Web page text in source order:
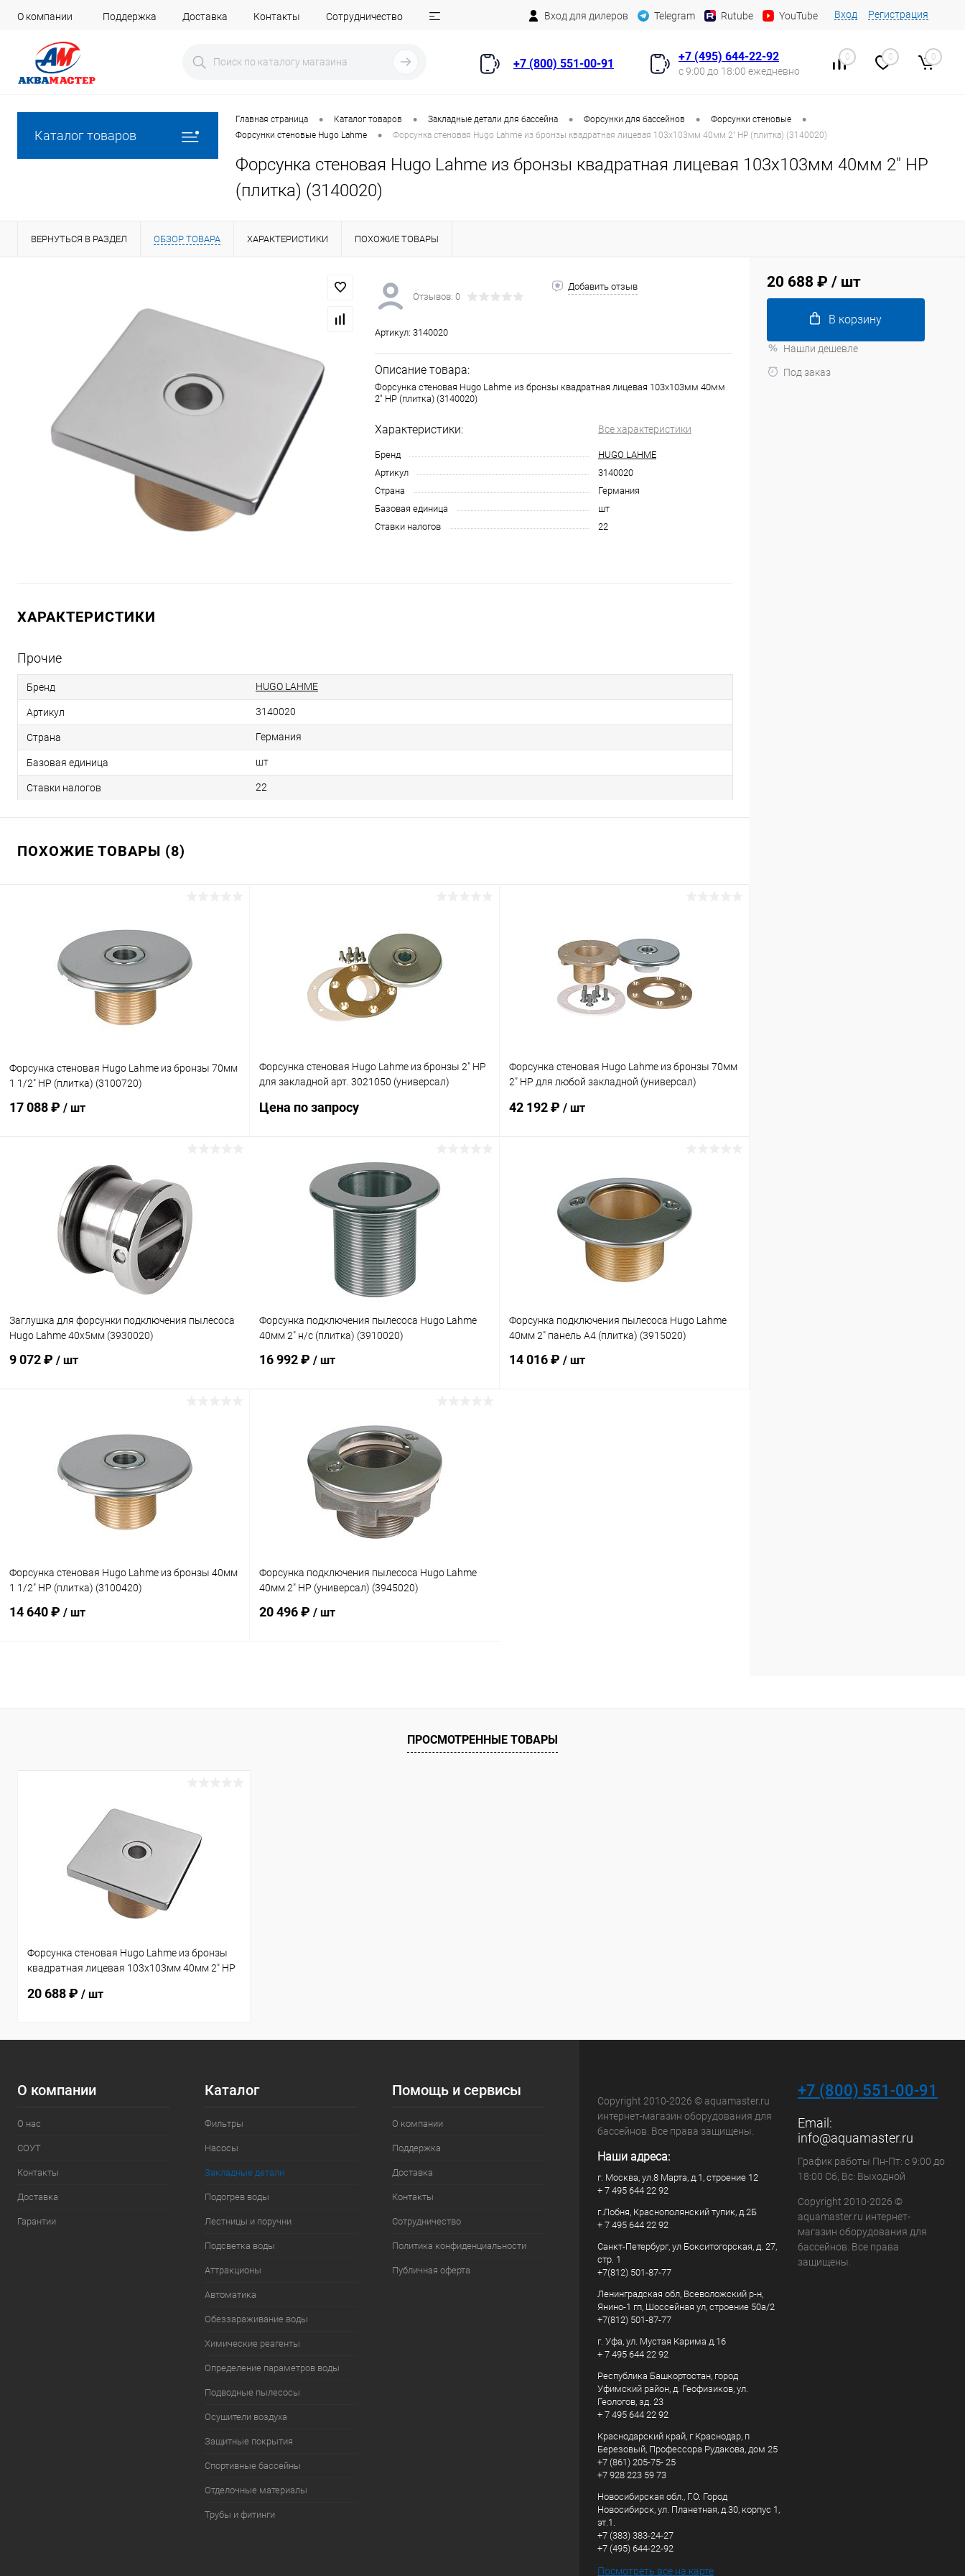
О компании Поддержка Доставка Контакты Сотрудничество Вход для дилеров Telegram Rutube YouTube Вход Регистрация
+7 (800) 551-00-91
+7 (495) 644-22-92
с 9:00 до 18:00 ежедневно
0 0 0
Каталог товаров
Главная страница • Каталог товаров • Закладные детали для бассейна • Форсунки для бассейнов • Форсунки стеновые •
Форсунки стеновые Hugo Lahme • Форсунка стеновая Hugo Lahme из бронзы квадратная лицевая 103х103мм 40мм 2" НР (плитка) (3140020)
Форсунка стеновая Hugo Lahme из бронзы квадратная лицевая 103х103мм 40мм 2" НР
(плитка) (3140020)
ВЕРНУТЬСЯ В РАЗДЕЛ ОБЗОР ТОВАРА ХАРАКТЕРИСТИКИ ПОХОЖИЕ ТОВАРЫ
Отзывов: 0
Добавить отзыв
Артикул: 3140020
Описание товара:
Форсунка стеновая Hugo Lahme из бронзы квадратная лицевая 103х103мм 40мм
2" НР (плитка) (3140020)
Характеристики: Все характеристики
Бренд
HUGO LAHME
Артикул
3140020
Страна
Германия
Базовая единица
шт
Ставки налогов
22
ХАРАКТЕРИСТИКИ
Прочие
Бренд HUGO LAHME
Артикул 3140020
Страна Германия
Базовая единица шт
Ставки налогов 22
ПОХОЖИЕ ТОВАРЫ (8)
Форсунка стеновая Hugo Lahme из бронзы 70мм
1 1/2" НР (плитка) (3100720)
17 088 ₽ / шт
В корзину
В избранное
К сравнению Под заказ
Форсунка стеновая Hugo Lahme из бронзы 2" НР
для закладной арт. 3021050 (универсал)
Цена по запросу
Запросить цену
В избранное
Под заказ
Форсунка стеновая Hugo Lahme из бронзы 70мм
2" НР для любой закладной (универсал)
42 192 ₽ / шт
В избранное
К сравнению В наличии
Заглушка для форсунки подключения пылесоса
Hugo Lahme 40х5мм (3930020)
9 072 ₽ / шт
В избранное
К сравнению В наличии
Форсунка подключения пылесоса Hugo Lahme
40мм 2" н/с (плитка) (3910020)
16 992 ₽ / шт
В избранное
К сравнению Под заказ
Форсунка подключения пылесоса Hugo Lahme
40мм 2" панель А4 (плитка) (3915020)
14 016 ₽ / шт
Форсунка стеновая Hugo Lahme из бронзы 40мм
1 1/2" НР (плитка) (3100420)
14 640 ₽ / шт
В избранное
Форсунка подключения пылесоса Hugo Lahme
40мм 2" НР (универсал) (3945020)
20 496 ₽ / шт
В избранное
В наличии
20 688 ₽ / шт
В корзину
Нашли дешевле
Под заказ
ПРОСМОТРЕННЫЕ ТОВАРЫ
Форсунка стеновая Hugo Lahme из бронзы
квадратная лицевая 103х103мм 40мм 2" НР
20 688 ₽ / шт
О компании
О нас
СОУТ
Контакты
Доставка
Гарантии
Каталог
Фильтры
Насосы
Закладные детали
Подогрев воды
Лестницы и поручни
Подсветка воды
Аттракционы
Автоматика
Обеззараживание воды
Химические реагенты
Определение параметров воды
Подводные пылесосы
Осушители воздуха
Защитные покрытия
Спортивные бассейны
Отделочные материалы
Трубы и фитинги
Помощь и сервисы
О компании
Поддержка
Доставка
Контакты
Сотрудничество
Политика конфиденциальности
Публичная оферта
Copyright 2010-2026 © aquamaster.ru
интернет-магазин оборудования для
бассейнов. Все права защищены.
Наши адреса:
г. Москва, ул.8 Марта, д.1, строение 12
+ 7 495 644 22 92
г.Лобня, Краснополянский тупик, д.2Б
+ 7 495 644 22 92
Санкт-Петербург, ул Бокситогорская, д. 27,
стр. 1
+7(812) 501-87-77
Ленинградская обл, Всеволожский р-н,
Янино-1 гп, Шоссейная ул, строение 50а/2
+7(812) 501-87-77
г. Уфа, ул. Мустая Карима д.16
+ 7 495 644 22 92
Республика Башкортостан, город
Уфимский район, д. Геофизиков, ул.
Геологов, зд. 23
+ 7 495 644 22 92
Краснодарский край, г Краснодар, п
Березовый, Профессора Рудакова, дом 25
+7 (861) 205-75- 25
+7 928 223 59 73
Новосибирская обл., Г.О. Город
Новосибирск, ул. Планетная, д.30, корпус 1,
эт.1.
+7 (383) 383-24-27
+7 (495) 644-22-92
Посмотреть все на карте
+7 (800) 551-00-91
Email:
info@aquamaster.ru
График работы Пн-Пт: с 9:00 до
18:00 Сб, Вс: Выходной
Copyright 2010-2026 ©
aquamaster.ru интернет-
магазин оборудования для
бассейнов. Все права
защищены.